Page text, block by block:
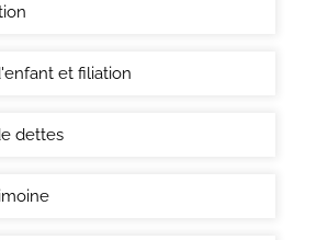
et filiation
dettes